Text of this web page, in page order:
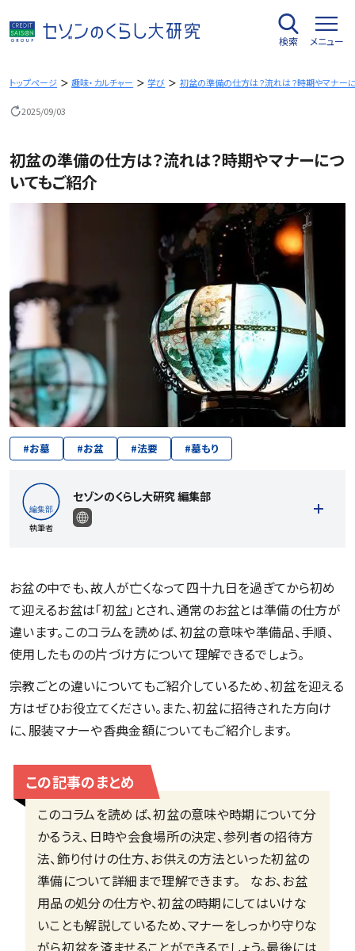
容
を
キ
検索 メニュー
トップページ 趣味・カルチャー 学び 初盆の準備の仕方は？流れは？時期やマナー
2025/09/03
初盆の準備の仕方は？流れは？時期やマナーにつ
いてもご紹介
#お墓 #お盆 #法要 #墓もり
執筆者
セゾンのくらし大研究 編集部
記事一覧を見る
お盆の中でも、故人が亡くなって四十九日を過ぎてから初め
て迎えるお盆は「初盆」とされ、通常のお盆とは準備の仕方が
違います。このコラムを読めば、初盆の意味や準備品、手順、
使用したものの片づけ方について理解できるでしょう。
宗教ごとの違いについてもご紹介しているため、初盆を迎える
方はぜひお役立てください。また、初盆に招待された方向け
に、服装マナーや香典金額についてもご紹介します。
この記事のまとめ
このコラムを読めば、初盆の意味や時期について分
かるうえ、日時や会食場所の決定、参列者の招待方
法、飾り付けの仕方、お供えの方法といった初盆の
準備について詳細まで理解できます。 なお、お盆
用品の処分の仕方や、初盆の時期にしてはいけな
いことも解説しているため、マナーをしっかり守りな
がら初盆を済ませることができるでしょう。最後には